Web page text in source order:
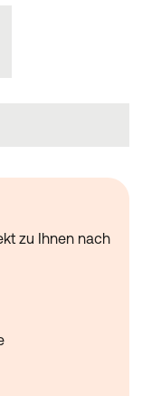
zu Ihnen nach